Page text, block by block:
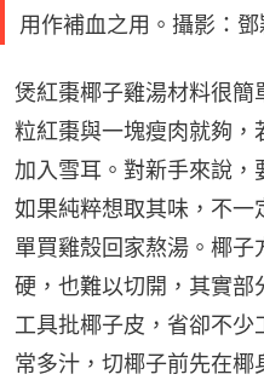
用作補血之用。攝影：
煲紅棗椰子雞湯材料很
粒紅棗與一塊瘦肉就夠，
加入雪耳。對新手來說，
如果純粹想取其味，不一
單買雞殼回家熬湯。椰
硬，也難以切開，其實部
工具批椰子皮，省卻不
常多汁，切椰子前先在